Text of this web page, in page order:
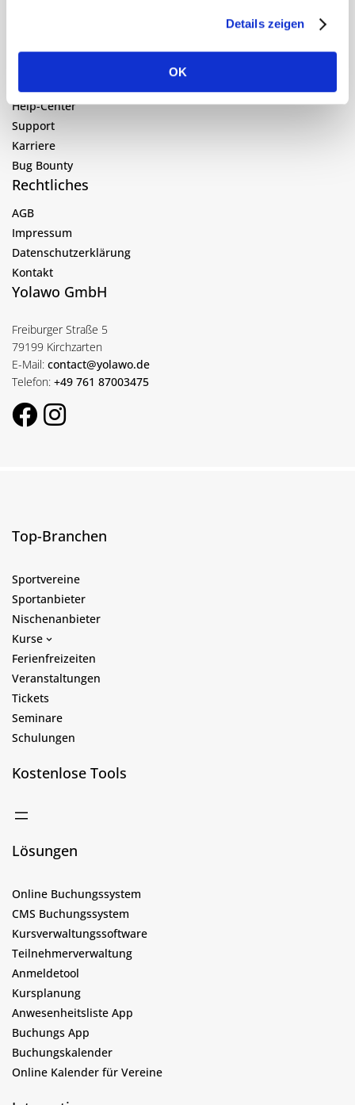
Details zeigen
OK
Kostenlos testen
Help-Center
Support
Karriere
Bug Bounty
Rechtliches
AGB
Impressum
Datenschutzerklärung
Kontakt
Yolawo GmbH
Freiburger Straße 5
79199 Kirchzarten
E-Mail: contact@yolawo.de
Telefon: +49 761 87003475
Top-Branchen
Sportvereine
Sportanbieter
Nischenanbieter
Kurse
Ferienfreizeiten
Veranstaltungen
Tickets
Seminare
Schulungen
Kostenlose Tools
Lösungen
Online Buchungssystem
CMS Buchungssystem
Kursverwaltungssoftware
Teilnehmerverwaltung
Anmeldetool
Kursplanung
Anwesenheitsliste App
Buchungs App
Buchungskalender
Online Kalender für Vereine